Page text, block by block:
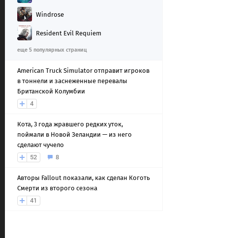
Windrose
Resident Evil Requiem
еще 5 популярных страниц
American Truck Simulator отправит игроков
в тоннели и заснеженные перевалы
Британской Колумбии
4
Кота, 3 года жравшего редких уток,
поймали в Новой Зеландии — из него
сделают чучело
52
8
Авторы Fallout показали, как сделан Коготь
Смерти из второго сезона
41